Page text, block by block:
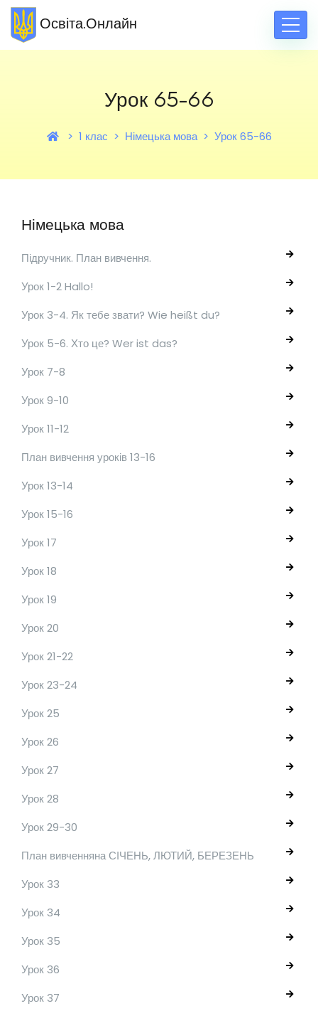
Освіта.Онлайн
Урок 65-66
1 клас Німецька мова Урок 65-66
Німецька мова
Підручник. План вивчення.
Урок 1-2 Hallo!
Урок 3-4. Як тебе звати? Wie heißt du?
Урок 5-6. Хто це? Wer ist das?
Урок 7-8
Урок 9-10
Урок 11-12
План вивчення уроків 13-16
Урок 13-14
Урок 15-16
Урок 17
Урок 18
Урок 19
Урок 20
Урок 21-22
Урок 23-24
Урок 25
Урок 26
Урок 27
Урок 28
Урок 29-30
План вивченняна СІЧЕНЬ, ЛЮТИЙ, БЕРЕЗЕНЬ
Урок 33
Урок 34
Урок 35
Урок 36
Урок 37